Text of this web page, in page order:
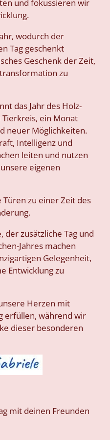
und fokussieren wir
wodurch der
Tag geschenkt
Geschenk der Zeit,
zu
das Jahr des Holz-
ein Monat
neuer Möglichkeiten.
Intelligenz und
leiten und nutzen
eigenen
zu einer Zeit des
der zusätzliche Tag und
Jahres machen
Gelegenheit,
Entwicklung zu
Herzen mit
erfüllen, während wir
dieser besonderen
mit deinen Freunden